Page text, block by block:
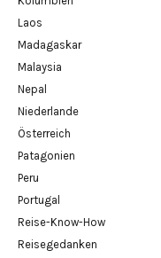
Laos
Madagaskar
Malaysia
Nepal
Niederlande
Österreich
Patagonien
Peru
Portugal
Reise-Know-How
Reisegedanken